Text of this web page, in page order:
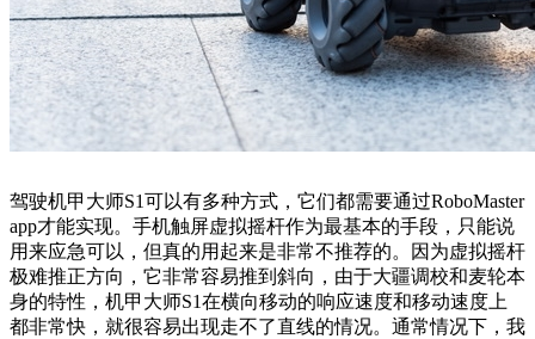
驾驶机甲大师S1可以有多种方式，它们都需要通过RoboMaster
app才能实现。手机触屏虚拟摇杆作为最基本的手段，只能说
用来应急可以，但真的用起来是非常不推荐的。因为虚拟摇杆
极难推正方向，它非常容易推到斜向，由于大疆调校和麦轮本
身的特性，机甲大师S1在横向移动的响应速度和移动速度上
都非常快，就很容易出现走不了直线的情况。通常情况下，我